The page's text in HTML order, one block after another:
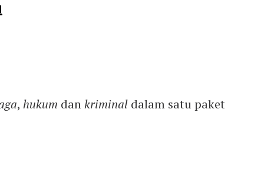
, hukum dankriminal dalam satu paket